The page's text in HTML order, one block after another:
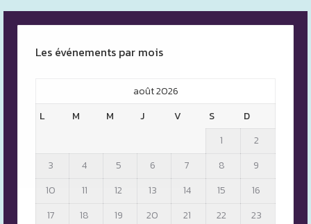
Les événements par mois
août 2026
L
M M J V S
D
1
2
3
4 5 6 7 8
9
10
11 12 13 14 15
16
17
18 19 20 21 22
23